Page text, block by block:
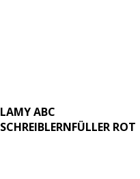
LAMY ABC
SCHREIBLERNFÜLLER ROT